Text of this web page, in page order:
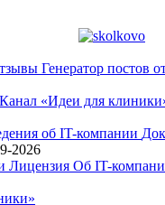
Генератор постов
Канал «Идеи для
об IT-компании
2026
Лицензия Об IT-